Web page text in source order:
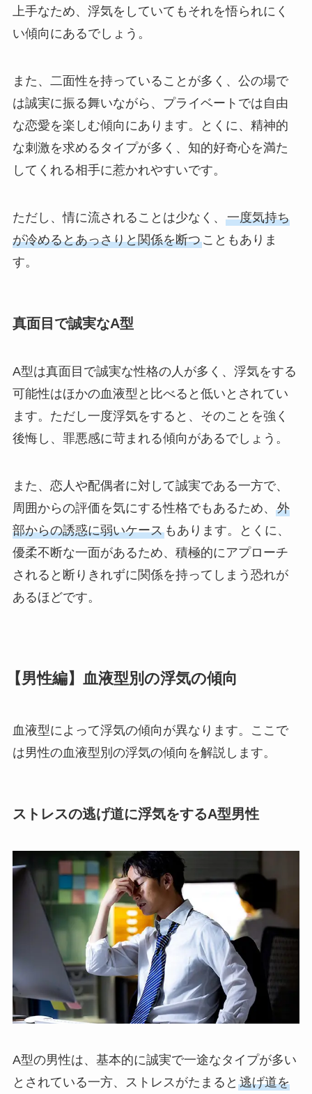
上手なため、浮気をしていてもそれを悟られにく
い傾向にあるでしょう。
また、二面性を持っていることが多く、公の場で
は誠実に振る舞いながら、プライベートでは自由
な恋愛を楽しむ傾向にあります。とくに、精神的
な刺激を求めるタイプが多く、知的好奇心を満た
してくれる相手に惹かれやすいです。
ただし、情に流されることは少なく、 一度気持ち
が冷めるとあっさりと関係を断つこともありま
す。
真面目で誠実なA型
A型は真面目で誠実な性格の人が多く、浮気をする
可能性はほかの血液型と比べると低いとされてい
ます。ただし一度浮気をすると、そのことを強く
後悔し、罪悪感に苛まれる傾向があるでしょう。
また、恋人や配偶者に対して誠実である一方で、
周囲からの評価を気にする性格でもあるため、 外
部からの誘惑に弱いケースもあります。とくに、
優柔不断な一面があるため、積極的にアプローチ
されると断りきれずに関係を持ってしまう恐れが
あるほどです。
【男性編】血液型別の浮気の傾向
血液型によって浮気の傾向が異なります。ここで
は男性の血液型別の浮気の傾向を解説します。
ストレスの逃げ道に浮気をするA型男性
A型の男性は、基本的に誠実で一途なタイプが多い
とされている一方、ストレスがたまると 逃げ道を